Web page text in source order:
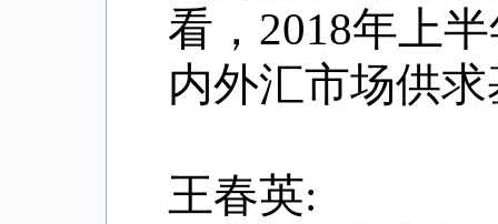
看，2018年上
内外汇市场供
王春英: